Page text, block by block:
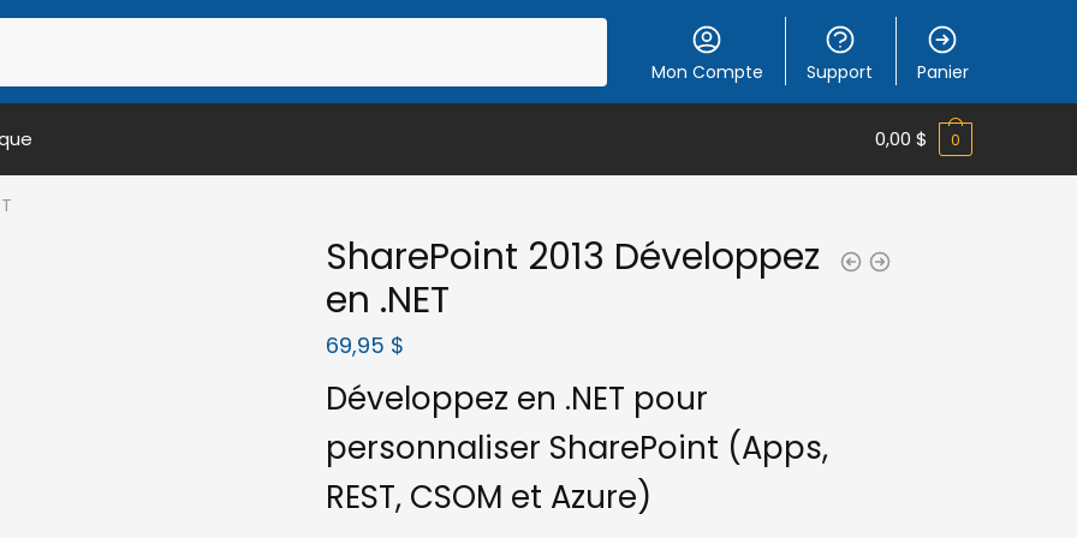
Mon Compte Support Panier
0,00 $ 0
SharePoint 2013 Développez
en .NET
69,95 $
Développez en .NET pour
personnaliser SharePoint (Apps,
REST, CSOM et Azure)